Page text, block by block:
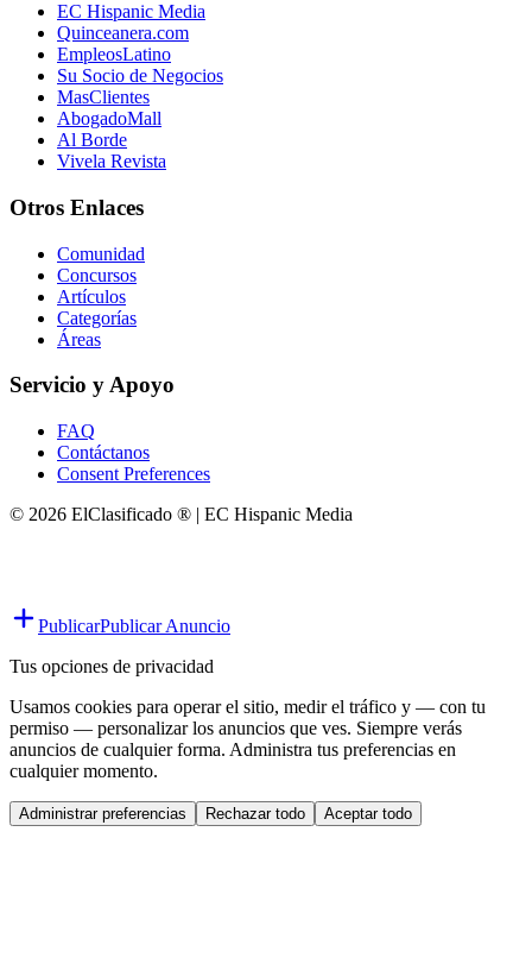
EC Hispanic Media
Quinceanera.com
EmpleosLatino
Su Socio de Negocios
MasClientes
AbogadoMall
Al Borde
Vivela Revista
Otros Enlaces
Comunidad
Concursos
Artículos
Categorías
Áreas
Servicio y Apoyo
FAQ
Contáctanos
Consent Preferences
© 2026 ElClasificado ® | EC Hispanic Media
PublicarPublicar Anuncio
Tus opciones de privacidad
Usamos cookies para operar el sitio, medir el tráfico y — con tu
permiso — personalizar los anuncios que ves. Siempre verás
anuncios de cualquier forma. Administra tus preferencias en
cualquier momento.
Administrar preferencias Rechazar todo Aceptar todo